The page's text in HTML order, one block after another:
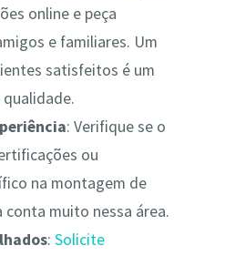
online e peça
e familiares. Um
satisfeitos é um
: Verifique se o
ou
na montagem de
conta muito nessa área.
:Solicite